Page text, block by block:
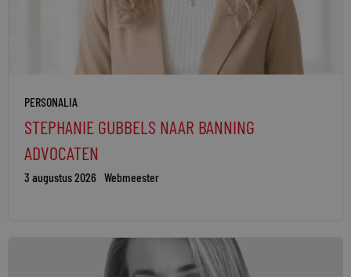
PERSONALIA
STEPHANIE GUBBELS NAAR BANNING
ADVOCATEN
3 augustus 2026 Webmeester